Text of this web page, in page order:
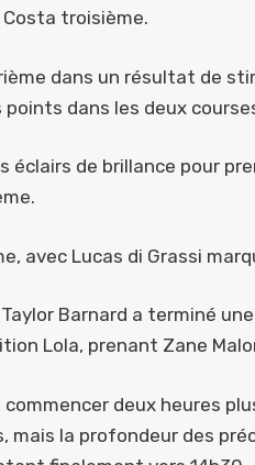
Costa troisième.
dans un résultat de
dans les deux
éclairs de brillance pour
avec Lucas di Grassi
Taylor Barnard a terminé
Lola, prenant Zane
deux heures
mais la profondeur des